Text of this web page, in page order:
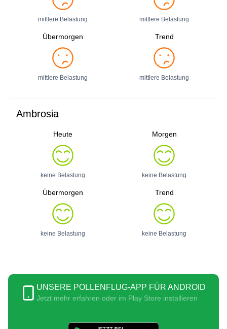
mittlere Belastung mittlere Belastung
Übermorgen
mittlere Belastung
Trend
mittlere Belastung
Ambrosia
Heute
keine Belastung
Morgen
keine Belastung
Übermorgen
keine Belastung
Trend
keine Belastung
UNSERE POLLENFLUG-APP FÜR ANDROID
Jetzt mehr erfahren oder im Play Store installieren